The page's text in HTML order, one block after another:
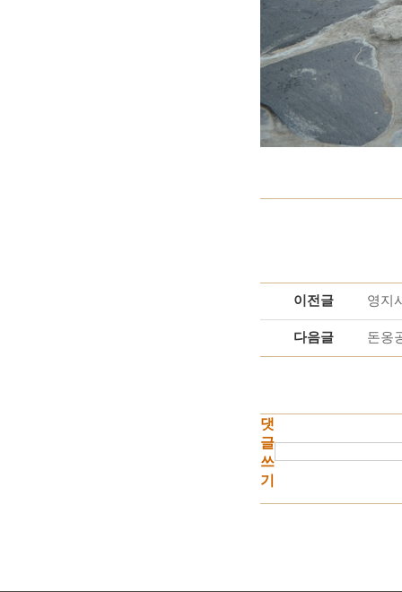
이전글 영지
다음글 돈옹
댓
글
쓰
기